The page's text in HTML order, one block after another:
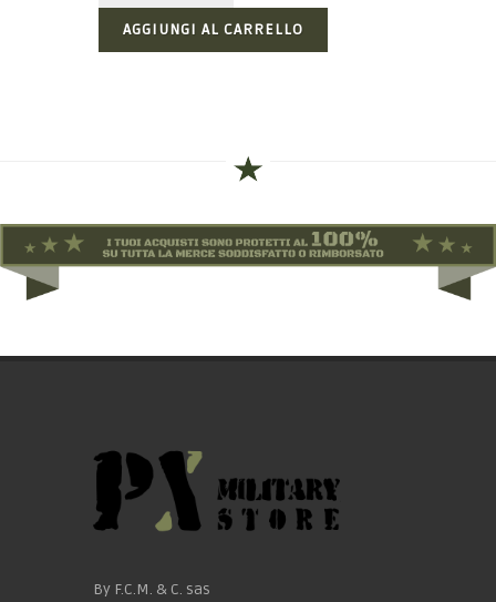
AGGIUNGI AL CARRELLO
By F.C.M. & C. sas